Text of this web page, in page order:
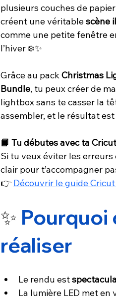
plusieurs couches de
créent une véritable scène
comme une petite fenêtre
l’hiver ❄️✨
Grâce au pack Christmas
Bundle, tu peux créer de
lightbox sans te casser la
assembler, et le résultat
📘 Tu débutes avec ta
Si tu veux éviter les erreurs
clair pour t’accompagner
👉 Découvrir le guide
✨ Pourquoi
réaliser
Le rendu est
La lumière LED met en